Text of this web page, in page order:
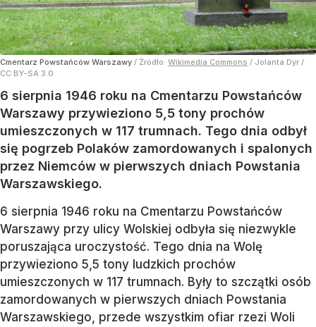
Cmentarz Powstańców Warszawy / Źródło: Wikimedia Commons / Jolanta Dyr /
CC BY-SA 3.0
6 sierpnia 1946 roku na Cmentarzu Powstańców
Warszawy przywieziono 5,5 tony prochów
umieszczonych w 117 trumnach. Tego dnia odbył
się pogrzeb Polaków zamordowanych i spalonych
przez Niemców w pierwszych dniach Powstania
Warszawskiego.
6 sierpnia 1946 roku na Cmentarzu Powstańców
Warszawy przy ulicy Wolskiej odbyła się niezwykle
poruszająca uroczystość. Tego dnia na Wolę
przywieziono 5,5 tony ludzkich prochów
umieszczonych w 117 trumnach. Były to szczątki osób
zamordowanych w pierwszych dniach Powstania
Warszawskiego, przede wszystkim ofiar rzezi Woli